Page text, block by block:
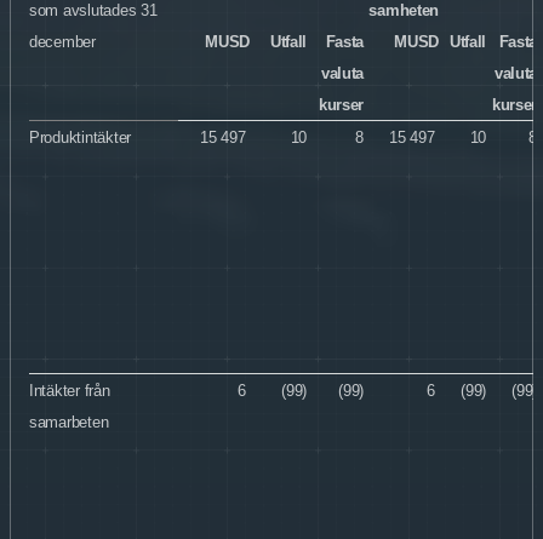
som avslutades 31
december
samheten
MUSD Utfall
Fasta
valuta
kurser
MUSD Utfall
Fasta
valuta
kurser
Produktintäkter
15 497 10 8 15 497 10 8
Intäkter från
samarbeten
6 (99) (99) 6 (99) (99)